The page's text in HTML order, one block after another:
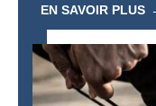
EN SAVOIR PLUS